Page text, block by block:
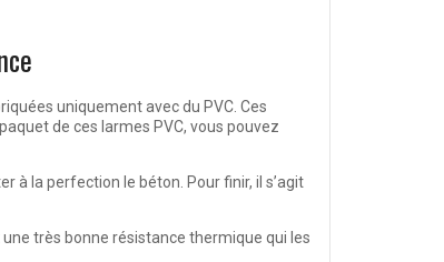
uniquement avec du PVC. Ces
de ces larmes PVC, vous pouvez
à la perfection le béton. Pour finir, il s’agit
très bonne résistance thermique qui les